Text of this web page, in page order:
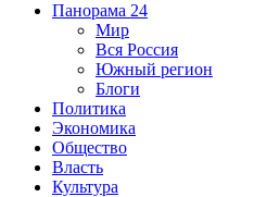
Панорама 24
Мир
Вся Россия
Южный регион
Блоги
Политика
Экономика
Общество
Власть
Культура